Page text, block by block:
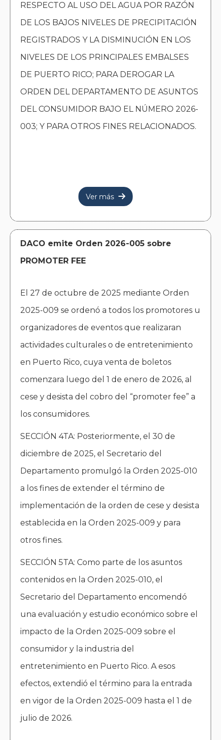
RESPECTO AL USO DEL AGUA POR RAZÓN
DE LOS BAJOS NIVELES DE PRECIPITACIÓN
REGISTRADOS Y LA DISMINUCIÓN EN LOS
NIVELES DE LOS PRINCIPALES EMBALSES
DE PUERTO RICO; PARA DEROGAR LA
ORDEN DEL DEPARTAMENTO DE ASUNTOS
DEL CONSUMIDOR BAJO EL NÚMERO 2026-
003; Y PARA OTROS FINES RELACIONADOS.
Ver más 
DACO emite Orden 2026-005 sobre
PROMOTER FEE
El 27 de octubre de 2025 mediante Orden
2025-009 se ordenó a todos los promotores u
organizadores de eventos que realizaran
actividades culturales o de entretenimiento
en Puerto Rico, cuya venta de boletos
comenzara luego del 1 de enero de 2026, al
cese y desista del cobro del “promoter fee” a
los consumidores.
SECCIÓN 4TA: Posteriormente, el 30 de
diciembre de 2025, el Secretario del
Departamento promulgó la Orden 2025-010
a los fines de extender el término de
implementación de la orden de cese y desista
establecida en la Orden 2025-009 y para
otros fines.
SECCIÓN 5TA: Como parte de los asuntos
contenidos en la Orden 2025-010, el
Secretario del Departamento encomendó
una evaluación y estudio económico sobre el
impacto de la Orden 2025-009 sobre el
consumidor y la industria del
entretenimiento en Puerto Rico. A esos
efectos, extendió el término para la entrada
en vigor de la Orden 2025-009 hasta el 1 de
julio de 2026.